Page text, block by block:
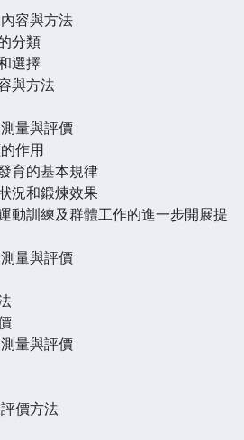
容與方法
分類
選擇
與方法
量與評價
作用
育的基本規律
況和鍛煉效果
動訓練及群體工作的進一步開展提
量與評價
量與評價
價方法